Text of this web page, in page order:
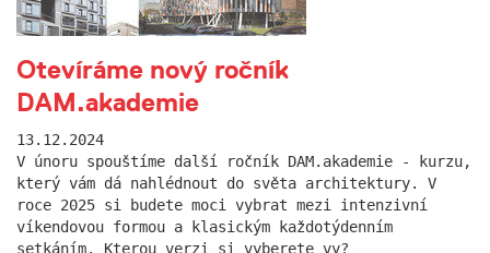
Otevíráme nový ročník
DAM.akademie
13.12.2024
V únoru spouštíme další ročník DAM.akademie - kurzu,
který vám dá nahlédnout do světa architektury. V
roce 2025 si budete moci vybrat mezi intenzivní
víkendovou formou a klasickým každotýdenním
setkáním. Kterou verzi si vyberete vy?